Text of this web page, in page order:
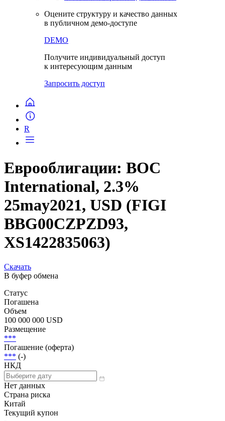
Готовые модули интеграции
Документация
в публичном демо-доступе
Еврооблигации: BOC
International, 2.3%
25may2021, USD (FIGI
XS1422835063)
Скачать
В буфер обмена
Статус
Погашена
Объем
100 000 000 USD
Размещение
***
Погашение (оферта)
*** (-)
НКД